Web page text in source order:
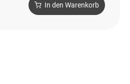
In den Warenkorb